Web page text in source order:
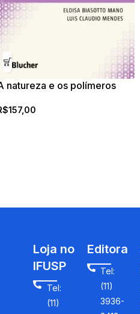
natureza e os polímeros
157,00
Loja no
IFUSP
Tel:
(11)
Editora
Tel:
(11)
3936-